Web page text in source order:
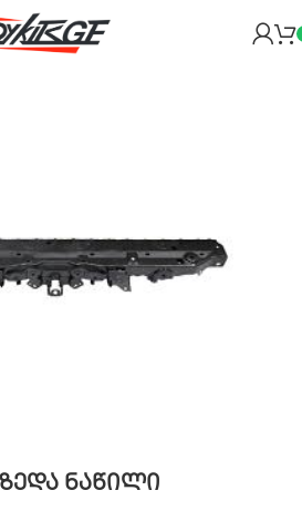
ზედა ნაწილი